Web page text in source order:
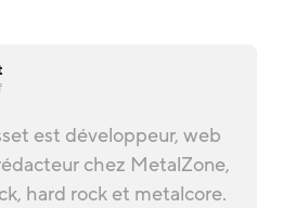
est développeur, web
chez MetalZone,
hard rock et metalcore.